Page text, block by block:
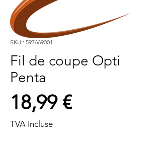
SKU : 597669001
Fil de coupe Opti
Penta
18,99 €Prix
TVA Incluse